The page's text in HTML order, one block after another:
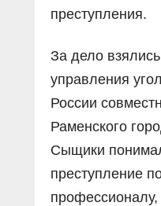
преступления.
За дело
управления
России
Раменского
Сыщики
преступление
профессионалу,